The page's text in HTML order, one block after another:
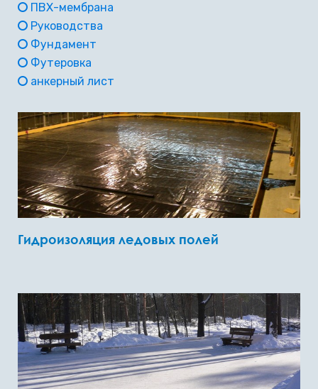
ПВХ-мембрана
Руководства
Фундамент
Футеровка
анкерный лист
Гидроизоляция ледовых полей